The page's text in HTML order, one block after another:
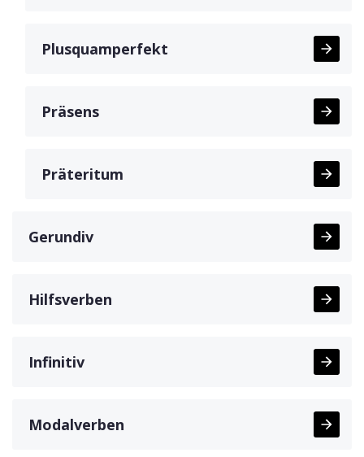
Plusquamperfekt
Präsens
Präteritum
Gerundiv
Hilfsverben
Infinitiv
Modalverben